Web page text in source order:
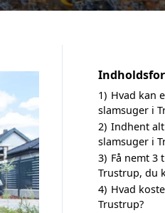
1) Hvad kan
slamsuger i
2) Indhent
slamsuger i
3) Få nemt 3
Trustrup, du
4) Hvad
Trustrup?